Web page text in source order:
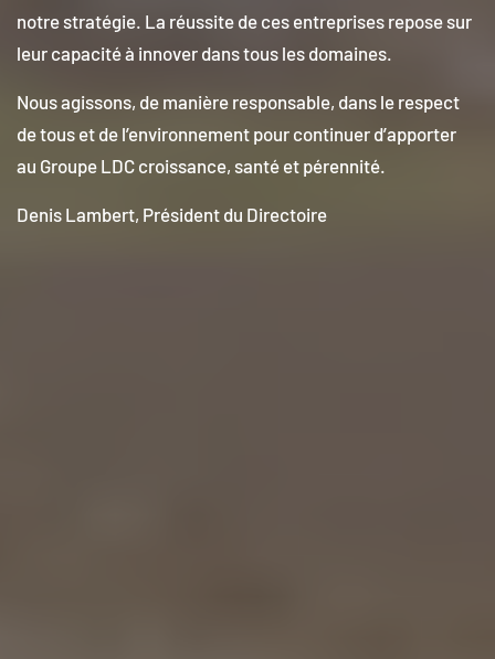
notre stratégie. La réussite de ces entreprises repose sur
leur capacité à innover dans tous les domaines.
Nous agissons, de manière responsable, dans le respect
de tous et de l’environnement pour continuer d’apporter
au Groupe LDC croissance, santé et pérennité.
Denis Lambert, Président du Directoire